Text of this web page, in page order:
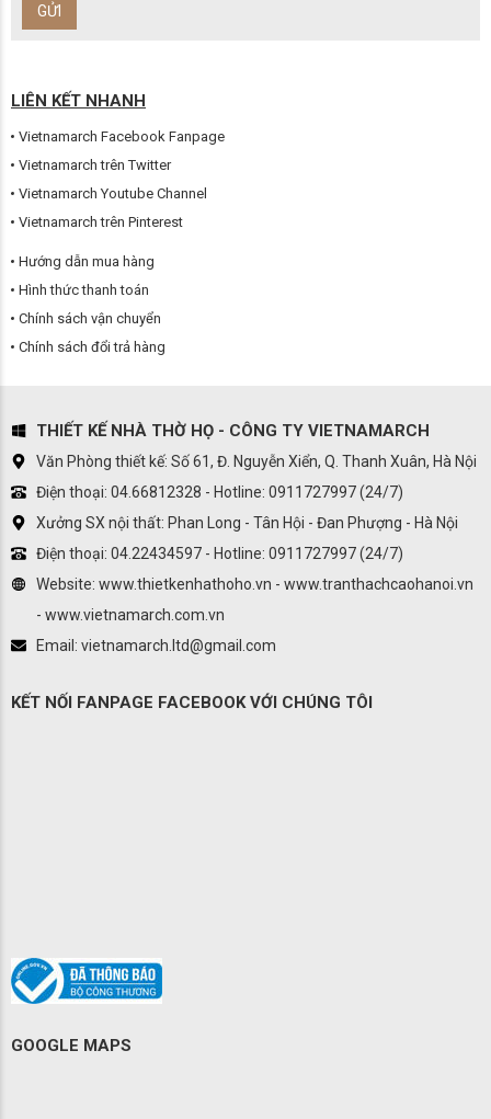
LIÊN KẾT NHANH
Vietnamarch Facebook Fanpage
Vietnamarch trên Twitter
Vietnamarch Youtube Channel
Vietnamarch trên Pinterest
Hướng dẫn mua hàng
Hình thức thanh toán
Chính sách vận chuyển
Chính sách đổi trả hàng
THIẾT KẾ NHÀ THỜ HỌ - CÔNG TY VIETNAMARCH
Văn Phòng thiết kế: Số 61, Đ. Nguyễn Xiển, Q. Thanh Xuân, Hà Nội
Điện thoại: 04.66812328 - Hotline: 0911727997 (24/7)
Xưởng SX nội thất: Phan Long - Tân Hội - Đan Phượng - Hà Nội
Điện thoại: 04.22434597 - Hotline: 0911727997 (24/7)
Website: www.thietkenhathoho.vn - www.tranthachcaohanoi.vn
- www.vietnamarch.com.vn
Email: vietnamarch.ltd@gmail.com
KẾT NỐI FANPAGE FACEBOOK VỚI CHÚNG TÔI
GOOGLE MAPS